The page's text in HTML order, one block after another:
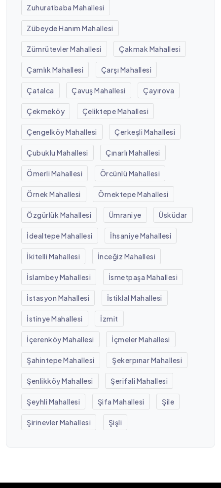
Zuhuratbaba Mahallesi
Zübeyde Hanım Mahallesi
Zümrütevler Mahallesi Çakmak Mahallesi
Çamlık Mahallesi Çarşı Mahallesi
Çatalca Çavuş Mahallesi Çayırova
Çekmeköy Çeliktepe Mahallesi
Çengelköy Mahallesi Çerkeşli Mahallesi
Çubuklu Mahallesi Çınarlı Mahallesi
Ömerli Mahallesi Örcünlü Mahallesi
Örnek Mahallesi Örnektepe Mahallesi
Özgürlük Mahallesi Ümraniye Üsküdar
İdealtepe Mahallesi İhsaniye Mahallesi
İkitelli Mahallesi İnceğiz Mahallesi
İslambey Mahallesi İsmetpaşa Mahallesi
İstasyon Mahallesi İstiklal Mahallesi
İstinye Mahallesi İzmit
İçerenköy Mahallesi İçmeler Mahallesi
Şahintepe Mahallesi Şekerpınar Mahallesi
Şenlikköy Mahallesi Şerifali Mahallesi
Şeyhli Mahallesi Şifa Mahallesi Şile
Şirinevler Mahallesi Şişli